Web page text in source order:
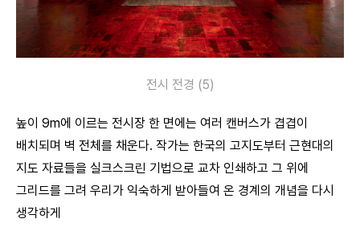
전시 전경 (5)
높이 9m에 이르는 전시장 한 면에는 여러 캔버스가 겹겹이
배치되며 벽 전체를 채운다. 작가는 한국의 고지도부터 근현대의
지도 자료들을 실크스크린 기법으로 교차 인쇄하고 그 위에
그리드를 그려 우리가 익숙하게 받아들여 온 경계의 개념을 다시
생각하게